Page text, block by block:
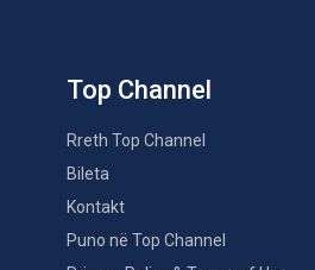
Top Channel
Rreth Top Channel
Bileta
Kontakt
Puno në Top Channel